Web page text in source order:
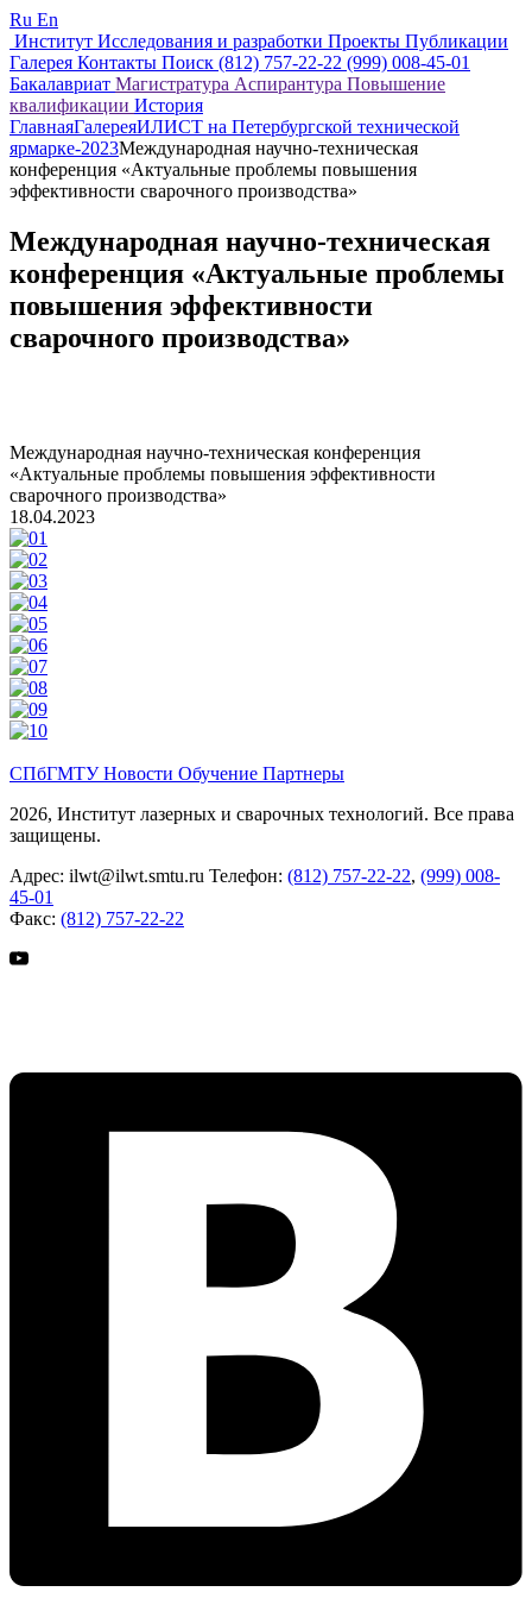
Ru En
Институт Исследования и разработки Проекты Публикации
Галерея Контакты Поиск (812) 757-22-22 (999) 008-45-01
Бакалавриат Магистратура Аспирантура Повышение
квалификации История
ГлавнаяГалереяИЛИСТ на Петербургской технической
ярмарке-2023Международная научно-техническая
конференция «Актуальные проблемы повышения
эффективности сварочного производства»
Международная научно-техническая
конференция «Актуальные проблемы
повышения эффективности
сварочного производства»
Международная научно-техническая конференция
«Актуальные проблемы повышения эффективности
сварочного производства»
18.04.2023
СПбГМТУНовости Обучение Партнеры
2026, Институт лазерных и сварочных технологий. Все права
защищены.
Адрес: ilwt@ilwt.smtu.ru Телефон: (812) 757-22-22, (999) 008-
45-01
Факс: (812) 757-22-22